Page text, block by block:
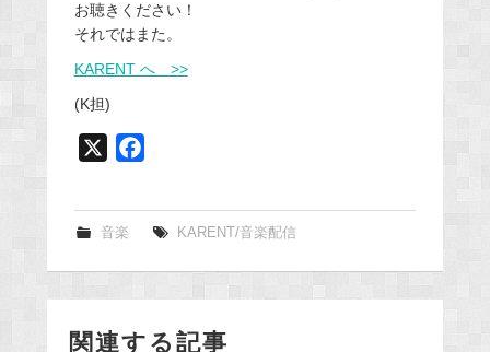
お聴きください！
それではまた。
KARENT へ >>
(K担)
e
k
音楽 KARENT/音楽配信
関連する記事